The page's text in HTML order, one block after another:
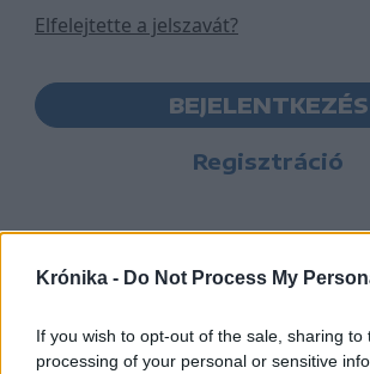
Krónika - Do Not Process My
If you wish to opt-out of the sale, sharing to
processing of your personal or sensitive
Elfelejtette a jelszavát?
BEJELENTKEZÉS
Regisztráció